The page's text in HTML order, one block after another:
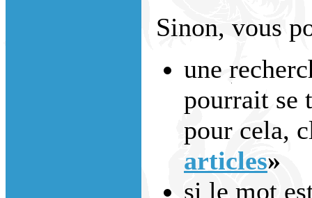
Sinon, vous
une
pourrait se
pour cela,
articles»
si le mot